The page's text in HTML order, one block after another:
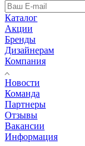
Каталог
Акции
Бренды
Дизайнерам
Компания
Новости
Команда
Партнеры
Отзывы
Вакансии
Информация